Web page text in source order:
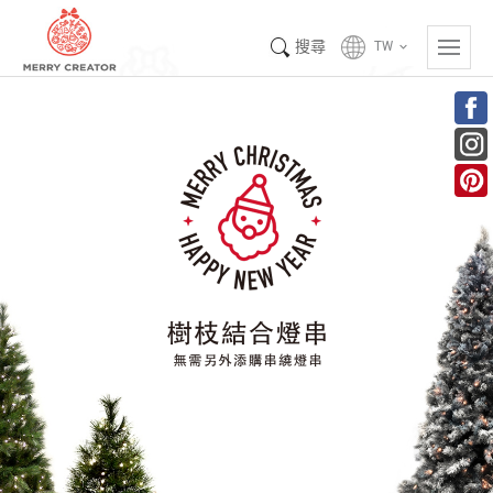
搜尋 TW keyboard_arrow_down